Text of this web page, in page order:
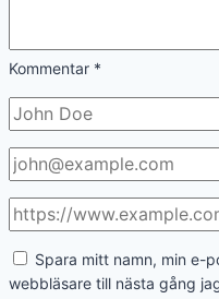
Kommentar *
Spara mitt namn, min e-
webbläsare till nästa gång